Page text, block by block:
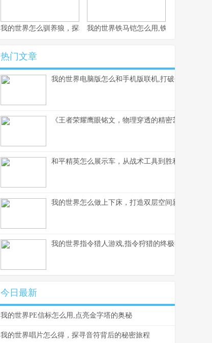
我的世界怎么驯养狼，探秘荒野伙伴驯服之道我的世界铁马铠怎么用,铁骑驰骋的终极
热门文章
我的世界电脑版怎么和手机版联机,打破平台壁垒的
《王者荣耀鹰眼铭文，物理穿透的精密艺术》副
和平精英怎么展示车，从战术工具到胜利符号的蜕
我的世界怎么做上下床，打造双层空间新美学
我的世界指令猎人游戏,指令狩猎的终极挑战
今日最新
我的世界PE信标怎么用,点亮金字塔的奥秘
我的世界唱片怎么得，探寻音符背后的秘密旅程